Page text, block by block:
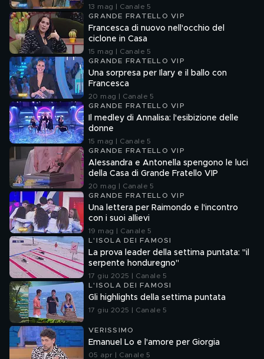
13 mag | Canale 5
GRANDE FRATELLO VIP
Francesca di nuovo nell'occhio del
ciclone in Casa
15 mag | Canale 5
GRANDE FRATELLO VIP
Una sorpresa per Ilary e il ballo con
Francesca
20 mag | Canale 5
GRANDE FRATELLO VIP
Il medley di Annalisa: l'esibizione delle
donne
15 mag | Canale 5
GRANDE FRATELLO VIP
Alessandra e Antonella spengono le luci
della Casa di Grande Fratello VIP
20 mag | Canale 5
GRANDE FRATELLO VIP
Una lettera per Raimondo e l'incontro
con i suoi allievi
19 mag | Canale 5
L'ISOLA DEI FAMOSI
La prova leader della settima puntata: "il
serpente honduregno"
17 giu 2025 | Canale 5
L'ISOLA DEI FAMOSI
Gli highlights della settima puntata
17 giu 2025 | Canale 5
VERISSIMO
Emanuel Lo e l'amore per Giorgia
05 apr | Canale 5